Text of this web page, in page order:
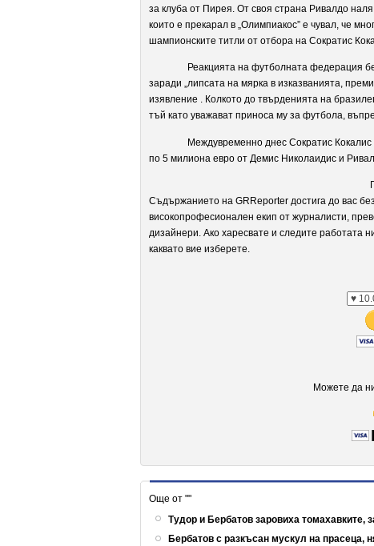
за клуба от Пирея. От своя страна Ривалдо
които е прекарал в „Олимпиакос” е чувал, че
шампионските титли от отбора на Сократис
Реакцията на футболната федерация
заради „липсата на мярка в изказванията,
изявление . Колкото до твърденията на
тъй като уважават приноса му за футбола,
Междувременно днес Сократис
по 5 милиона евро от Демис Николаидис и
Съдържанието на GRReporter достига до вас
високопрофесионален екип от журналисти,
дизайнери. Ако харесвате и следите работата
каквато вие изберете.
Можете да
Още от ""
Тудор и Бербатов заровиха томахавките,
Бербатов с разкъсан мускул на прасеца,